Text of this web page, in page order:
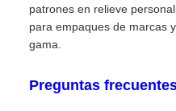
patrones en relieve
para empaques de marcas
gama.
Preguntas